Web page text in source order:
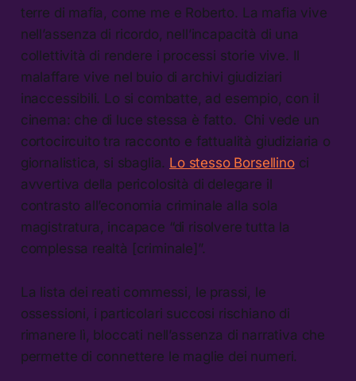
terre di mafia, come me e Roberto. La mafia vive
nell’assenza di ricordo, nell’incapacità di una
collettività di rendere i processi storie vive. Il
malaffare vive nel buio di archivi giudiziari
inaccessibili. Lo si combatte, ad esempio, con il
cinema: che di luce stessa è fatto. Chi vede un
cortocircuito tra racconto e fattualità giudiziaria o
giornalistica, si sbaglia. Lo stesso Borsellinoci
avvertiva della pericolosità di delegare il
contrasto all’economia criminale alla sola
magistratura, incapace “di risolvere tutta la
complessa realtà [criminale]”.
La lista dei reati commessi, le prassi, le
ossessioni, i particolari succosi rischiano di
rimanere lì, bloccati nell’assenza di narrativa che
permette di connettere le maglie dei numeri.